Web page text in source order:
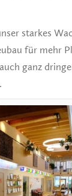
starkes
für mehr
ganz